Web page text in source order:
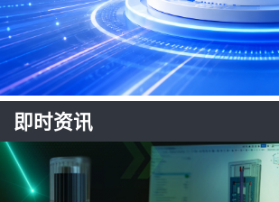
即时资讯